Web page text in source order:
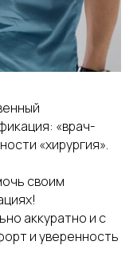
«врач-
«хирургия».
своим
аккуратно и с
и уверенность